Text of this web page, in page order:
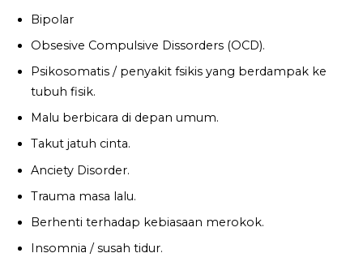
Bipolar
Obsesive Compulsive Dissorders (OCD).
Psikosomatis / penyakit fsikis yang berdampak ke
tubuh fisik.
Malu berbicara di depan umum.
Takut jatuh cinta.
Anciety Disorder.
Trauma masa lalu.
Berhenti terhadap kebiasaan merokok.
Insomnia / susah tidur.